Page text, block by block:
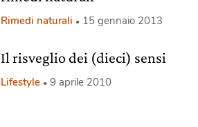
Rimedi naturali 15 gennaio 2013
Il risveglio dei (dieci) sensi
Lifestyle 9 aprile 2010